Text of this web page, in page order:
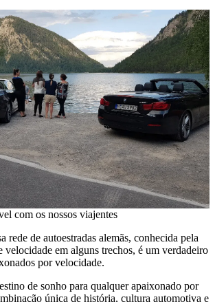
com os nossos viajentes
rede de autoestradas alemãs, conhecida pela
velocidade em alguns trechos, é um verdadeiro
por velocidade.
de sonho para qualquer apaixonado por
única de história, cultura automotiva e